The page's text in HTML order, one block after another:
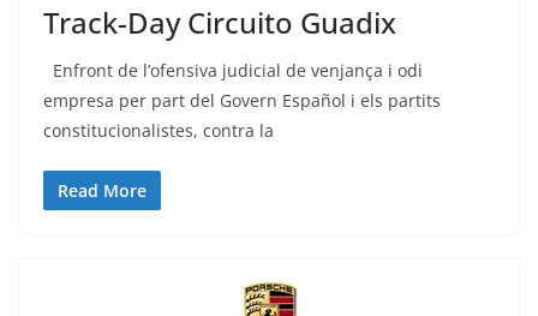
Track-Day Circuito Guadix
Enfront de l’ofensiva judicial de venjança i odi
empresa per part del Govern Español i els partits
constitucionalistes, contra la
Read More